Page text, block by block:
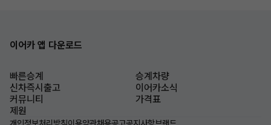
이어카 앱 다운로드
빠른승계
승계차량
신차즉시출고
이어카소식
커뮤니티
가격표
제원